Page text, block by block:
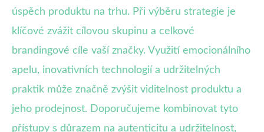
úspěch produktu na trhu. Při výběru strategie je
klíčové zvážit cílovou skupinu a celkové
brandingové cíle vaší značky. Využití emocionálního
apelu, inovativních technologií a udržitelných
praktik může značně zvýšit viditelnost produktu a
jeho prodejnost. Doporučujeme kombinovat tyto
přístupy s důrazem na autenticitu a udržitelnost,